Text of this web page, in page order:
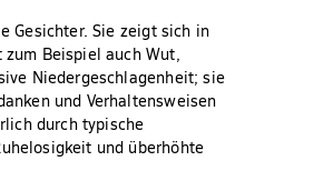
Gesichter. Sie zeigt sich in
Beispiel auch Wut,
Niedergeschlagenheit; sie
und Verhaltensweisen
durch typische
und überhöhte